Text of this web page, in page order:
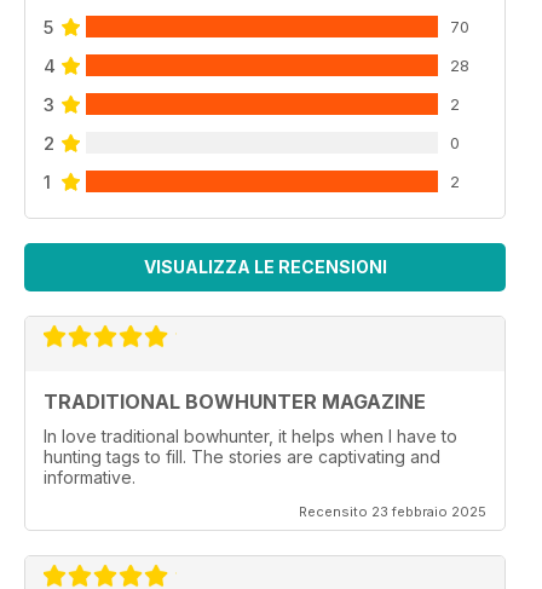
5 70
4 28
3 2
2 0
1 2
VISUALIZZA LE RECENSIONI
TRADITIONAL BOWHUNTER MAGAZINE
In love traditional bowhunter, it helps when I have to
hunting tags to fill. The stories are captivating and
informative.
Recensito 23 febbraio 2025